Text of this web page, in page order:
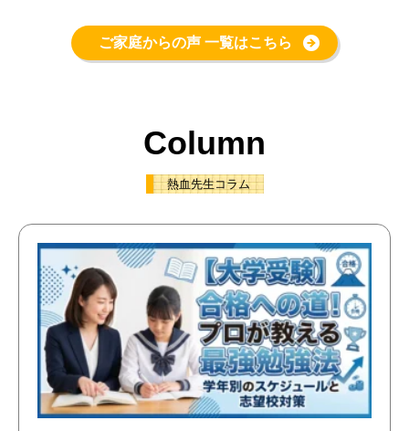
ご家庭からの声 一覧はこちら
Column
熱血先生コラム